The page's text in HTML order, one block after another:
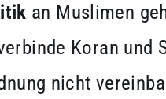
an Muslimen
Koran
nicht